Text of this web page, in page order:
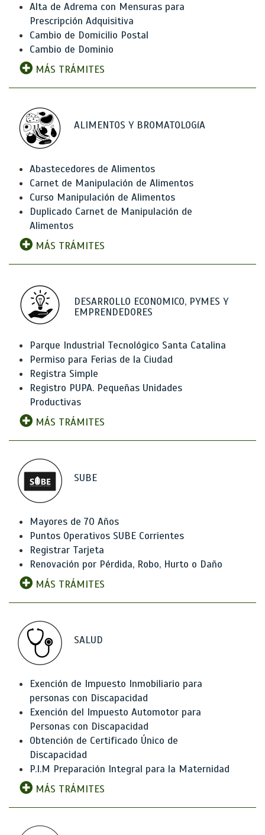
Alta de Adrema con Mensuras para
Prescripción Adquisitiva
Cambio de Domicilio Postal
Cambio de Dominio
MÁS TRÁMITES
ALIMENTOS Y BROMATOLOGíA
Abastecedores de Alimentos
Carnet de Manipulación de Alimentos
Curso Manipulación de Alimentos
Duplicado Carnet de Manipulación de
Alimentos
MÁS TRÁMITES
DESARROLLO ECONOMICO, PYMES Y
EMPRENDEDORES
Parque Industrial Tecnológico Santa Catalina
Permiso para Ferias de la Ciudad
Registra Simple
Registro PUPA. Pequeñas Unidades
Productivas
MÁS TRÁMITES
SUBE
Mayores de 70 Años
Puntos Operativos SUBE Corrientes
Registrar Tarjeta
Renovación por Pérdida, Robo, Hurto o Daño
MÁS TRÁMITES
SALUD
Exención de Impuesto Inmobiliario para
personas con Discapacidad
Exención del Impuesto Automotor para
Personas con Discapacidad
Obtención de Certificado Único de
Discapacidad
P.I.M Preparación Integral para la Maternidad
MÁS TRÁMITES